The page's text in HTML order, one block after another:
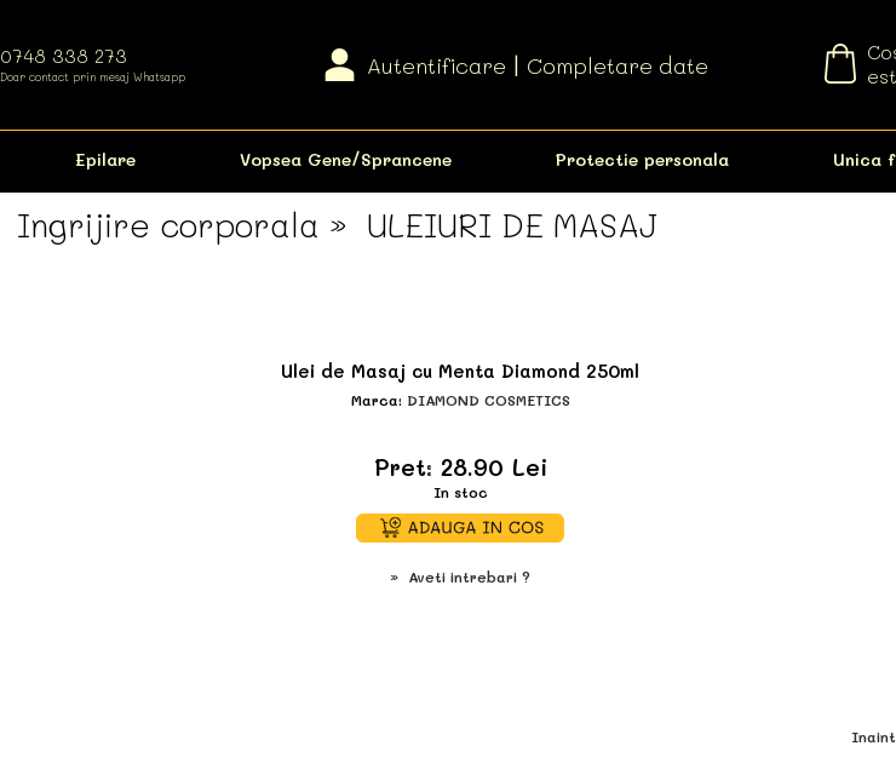
0748 338 273
Doar contact prin mesaj Whatsapp Autentificare | Completare date
Epilare Vopsea Gene/Sprancene Protectie personala Unica
Ingrijire corporala » ULEIURI DE MASAJ
Ulei de Masaj cu Menta Diamond 250ml
Marca: DIAMOND COSMETICS
Pret: 28.90 Lei
In stoc
» Aveti intrebari ?